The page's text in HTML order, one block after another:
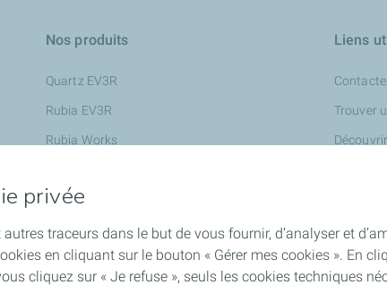
Nos produits
Quartz EV3R
Rubia EV3R
Rubia Works
Lubrifiants pour l'industrie chimique
Charge + Business
Liens
Trouver
privée
traceurs dans le but de vous fournir, d’analyser et
en cliquant sur le bouton « Gérer mes cookies ». En
cliquez sur « Je refuse », seuls les cookies techniques